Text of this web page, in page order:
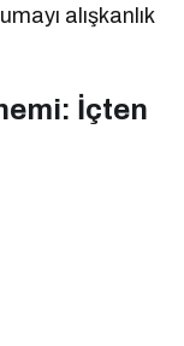
alışkanlık
İçten